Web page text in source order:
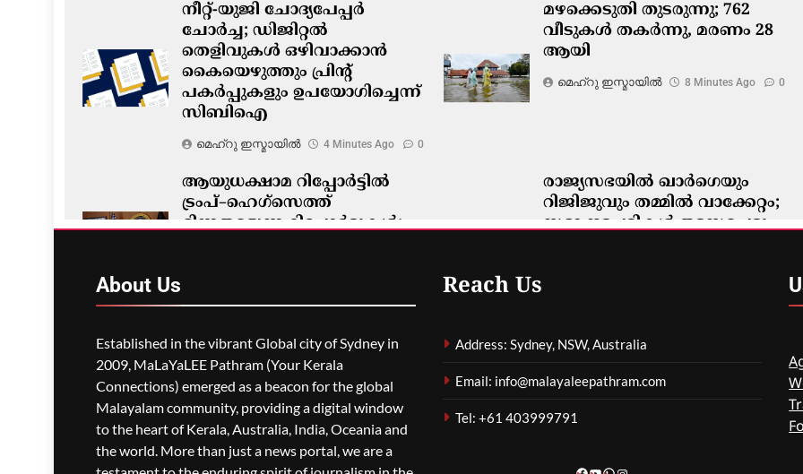
നീറ്റ്-യുജി ചോദ്യപേപ്പർ
ചോർച്ച; ഡിജിറ്റൽ
തെളിവുകൾ ഒഴിവാക്കാൻ
കൈയെഴുത്തും പ്രിന്റ്
പകർപ്പുകളും ഉപയോഗിച്ചെന്ന്
സിബിഐ
മെഹ്റു ഇസ്മായില്‍ 4 Minutes Ago 0
മഴക്കെടുതി തുടരുന്നു; 762
വീടുകൾ തകർന്നു, മരണം 28
ആയി
മെഹ്റു ഇസ്മായില്‍ 8 Minutes Ago 0
ആയുധക്ഷാമ റിപ്പോർട്ടിൽ
ട്രംപ്–ഹെഗ്‌സെത്ത്
ഭിന്നതയെന്ന റിപ്പോർട്ടുകൾ;
രാജ്യസഭയിൽ ഖാർഗെയും
റിജിജുവും തമ്മിൽ വാക്കേറ്റം;
സഭാ നടപടികൾ തടസപ്പെട്ടു
About Us
Established in the vibrant Global city of Sydney in
2009, MaLaYaLEE Pathram (Your Kerala
Connections) emerged as a beacon for the global
Malayalam community, providing a digital window
to the heart of Kerala, Australia, India, Oceania and
the world. More than just a news portal, we are a
Reach Us
Address: Sydney, NSW, Australia
Email: info@malayaleepathram.com
Tel: +61 403999791